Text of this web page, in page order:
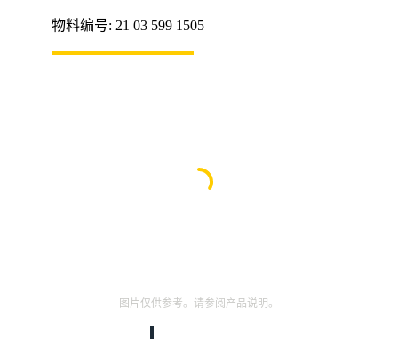
物料编号: 21 03 599 1505
图片仅供参考。请参阅产品说明。